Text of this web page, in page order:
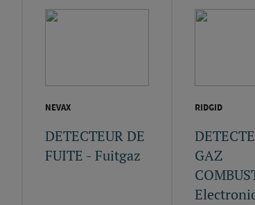
NEVAX
DETECTEUR DE
FUITE - Fuitgaz
RIDGID
GAZ